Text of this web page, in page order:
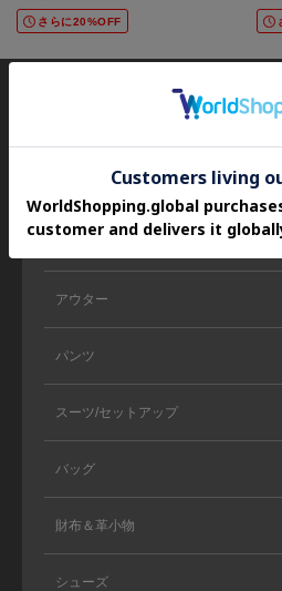
さらに20%OFF
すべて見る
アウター
パンツ
スーツ/セットアップ
バッグ
財布＆革小物
シューズ